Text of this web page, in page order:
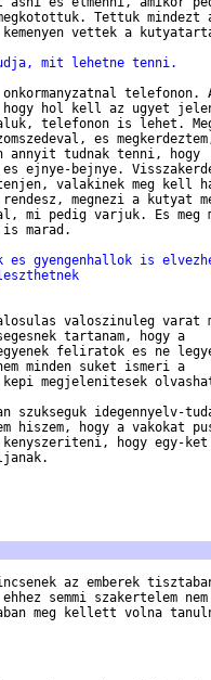
Tettuk mindezt
kemenyen vettek a
mit lehetne tenni.
telefonon.
hogy hol kell az ugyet
telefonon is lehet.
es
annyit tudnak tenni, hogy
ejnye-bejnye.
valakinek meg kell
megnezi a kutyat
mi pedig varjuk. Es meg
marad.
es gyengenhallok is
valoszinuleg varat
tartanam, hogy a
feliratok es ne
minden suket ismeri a
megjelenitesek
szukseguk idegennyelv-
hiszem, hogy a vakokat
hogy egy-
az emberek
semmi szakertelem
meg kellett volna